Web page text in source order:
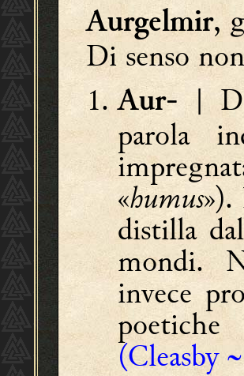
Aurgelmir,
Di senso
Aur- |
parola
«humus»).
distilla
mondi.
invece
(Cleasby